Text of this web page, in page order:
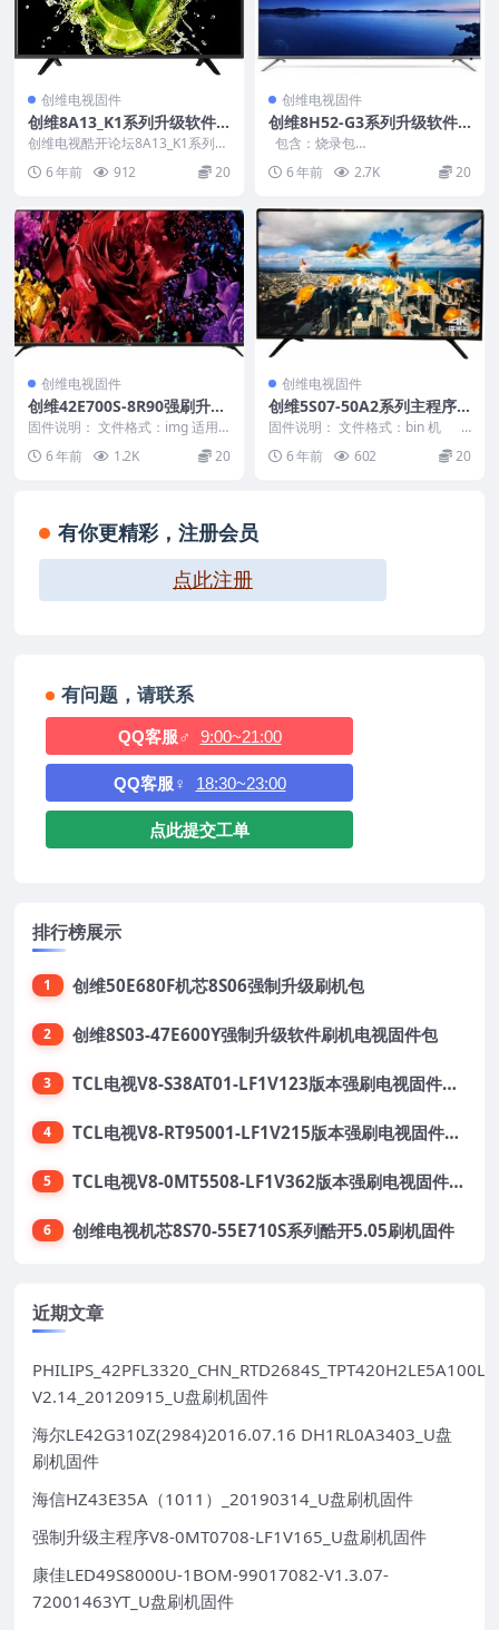
创维电视固件
创维8A13_K1系列升级软件,
酷开5.0主程序刷机电视固件
包
创维电视酷开论坛8A13_K1系列酷
———————————...
6 年前 912 20
创维电视固件
创维8H52-G3系列升级软件
刷机电视固件包
包含：烧录包
... 6 年前 2.7K 20
创维电视固件
创维42E700S-8R90强刷升级
救砖固件刷机包
固件说明： 文件格式：img 适用
机芯：8R90 适用机型：E700S 刷
机方法...
6 年前 1.2K 20
创维电视固件
创维5S07-50A2系列主程序
强制升级救砖刷机包
固件说明： 文件格式：bin 机
6 年前 602 20
有你更精彩，注册会员
点此注册
有问题，请联系
QQ客服♂ 9:00~21:00
QQ客服♀ 18:30~23:00
点此提交工单
排行榜展示
1 创维50E680F机芯8S06强制升级刷机包
2 创维8S03-47E600Y强制升级软件刷机电视固件包
3 TCL电视V8-S38AT01-LF1V123版本强刷电视固件包下载
4 TCL电视V8-RT95001-LF1V215版本强刷电视固件包下载
5 TCL电视V8-0MT5508-LF1V362版本强刷电视固件包下载
6 创维电视机芯8S70-55E710S系列酷开5.05刷机固件
近期文章
V2.14_20120915_U盘刷机固件
海尔LE42G310Z(2984)2016.07.16 DH1RL0A3403_U盘
刷机固件
海信HZ43E35A（1011）_20190314_U盘刷机固件
强制升级主程序V8-0MT0708-LF1V165_U盘刷机固件
康佳LED49S8000U-1BOM-99017082-V1.3.07-
72001463YT_U盘刷机固件